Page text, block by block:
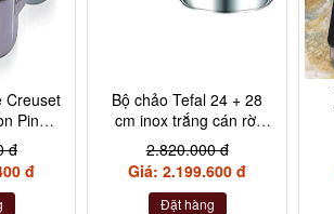
Creuset
Pink,
đậm,
tía,
đ
đ
Bộ chảo Tefal 24 + 28
cm inox trắng cán rời
L9409202
2.820.000 đ
Giá: 2.199.600 đ
Đặt hàng